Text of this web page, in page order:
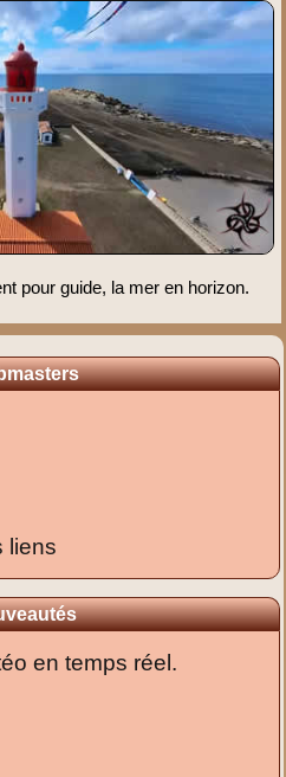
pour guide, la mer en horizon.
liens
en temps réel.